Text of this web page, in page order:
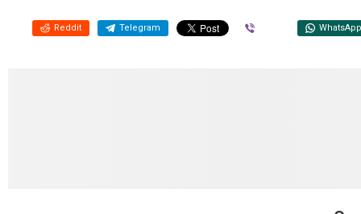
Reddit Telegram WhatsApp